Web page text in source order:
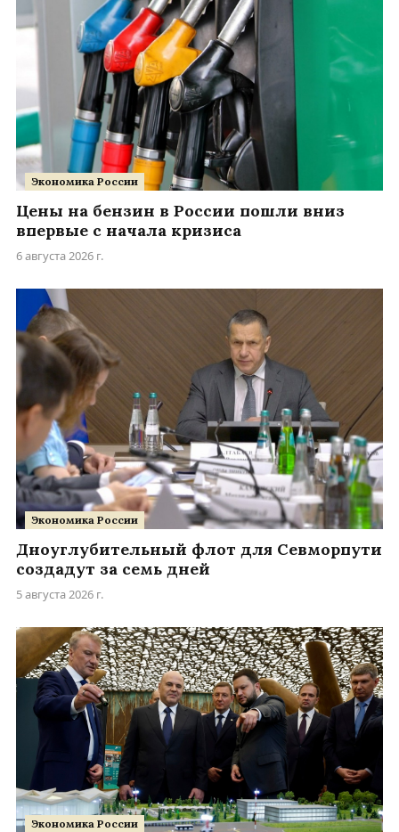
Экономика России
Цены на бензин в России пошли вниз
впервые с начала кризиса
6 августа 2026 г.
Экономика России
Дноуглубительный флот для Севморпути
создадут за семь дней
5 августа 2026 г.
Экономика России